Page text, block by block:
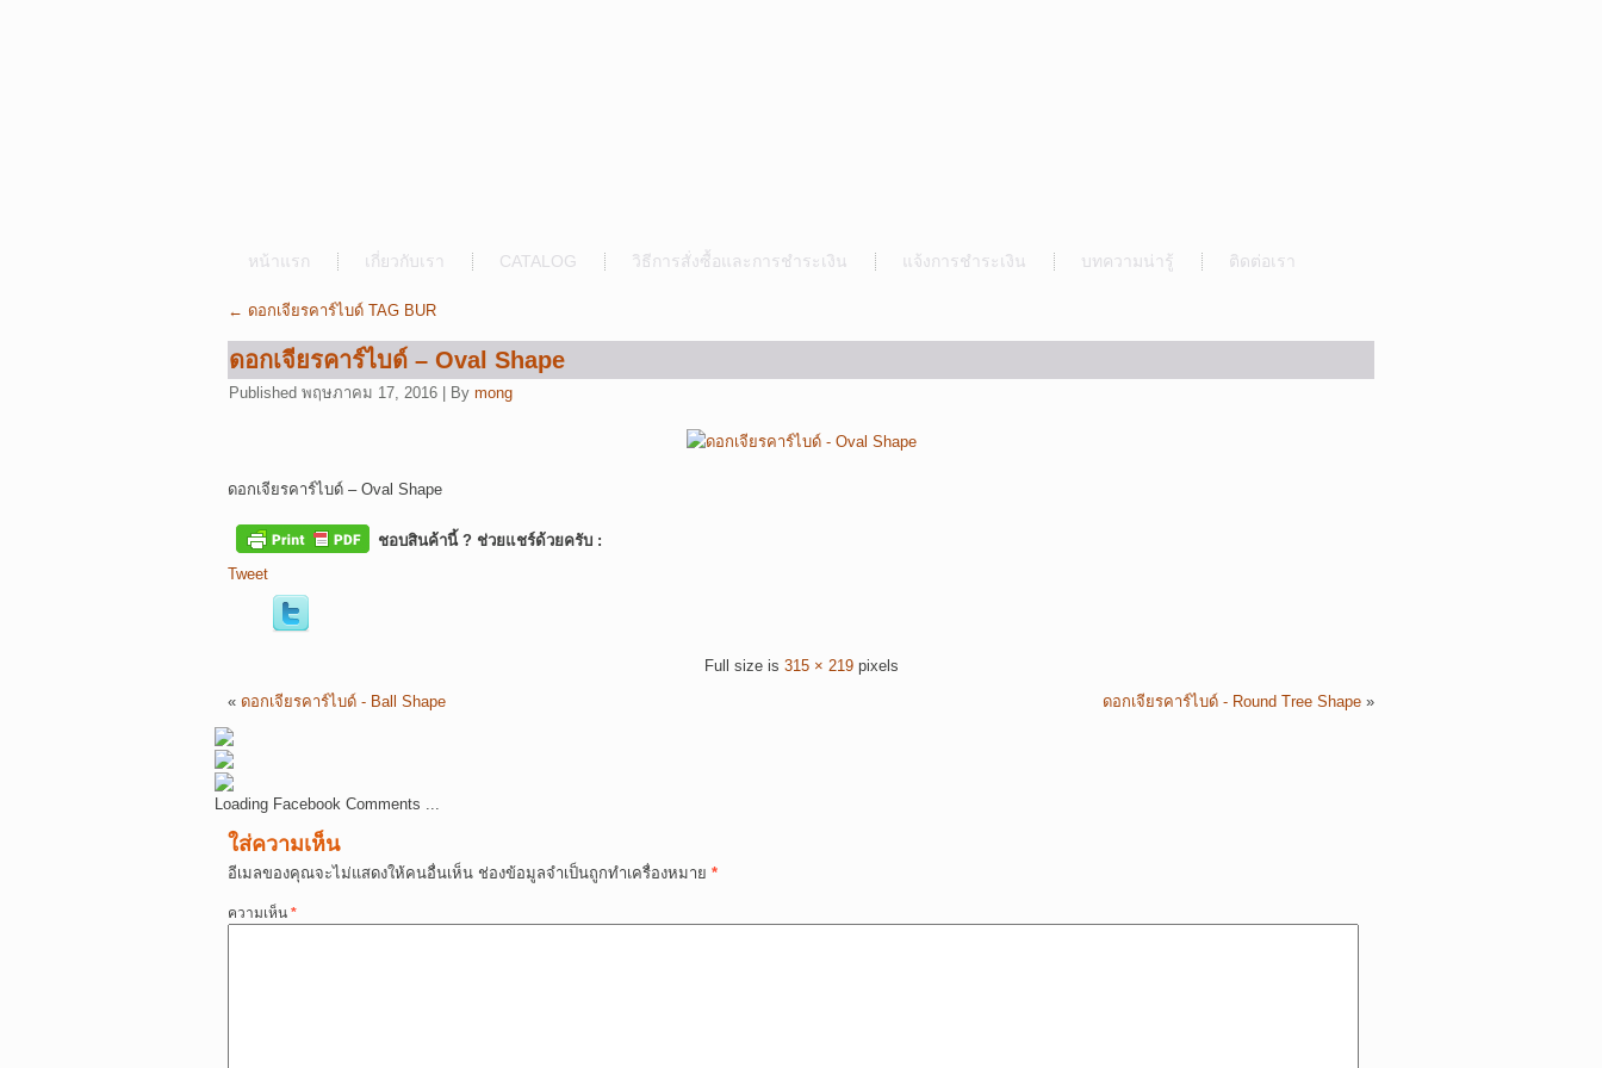
หน้าแรก เกี่ยวกับเรา CATALOG วิธีการสั่งซื้อและการชำระเงิน แจ้งการชำระเงิน บทความน่ารู้ ติดต่อเรา
← ดอกเจียรคาร์ไบด์ TAG BUR
ดอกเจียรคาร์ไบด์ – Oval Shape
Published พฤษภาคม 17, 2016 By mong
ดอกเจียรคาร์ไบด์ – Oval Shape
ชอบสินค้านี้ ? ช่วยแชร์ด้วยครับ :
Tweet
Full size is 315 × 219pixels
« ดอกเจียรคาร์ไบด์ - Ball Shape ดอกเจียรคาร์ไบด์ - Round Tree Shape »
Loading Facebook Comments ...
ใส่ความเห็น
อีเมลของคุณจะไม่แสดงให้คนอื่นเห็น ช่องข้อมูลจำเป็นถูกทำเครื่องหมาย *
ความเห็น *